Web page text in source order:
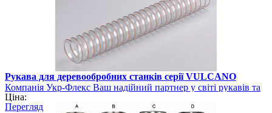
Рукава для деревообробних станків серії VULCANO
Компанія Укр-Флекс Ваш надійний партнер у світі рукавів та
шлангів
Ціна:
Перегляд